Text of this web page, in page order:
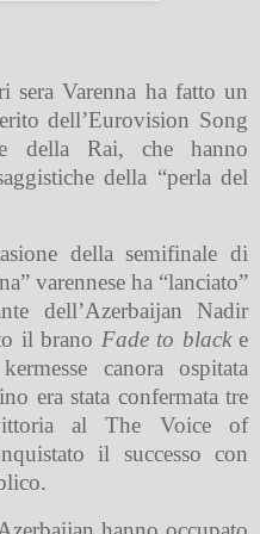
Varenna ha fatto un
dell’Eurovision Song
della Rai, che hanno
della “perla del
della semifinale di
varennese ha “lanciato”
dell’Azerbaijan Nadir
il brano Fade to blacke
canora ospitata
era stata confermata tre
al The Voice of
il successo con